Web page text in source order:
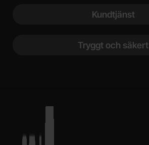
Kundtjänst
Tryggt och säkert